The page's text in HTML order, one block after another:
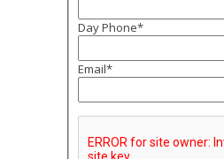
Day Phone*
Email*